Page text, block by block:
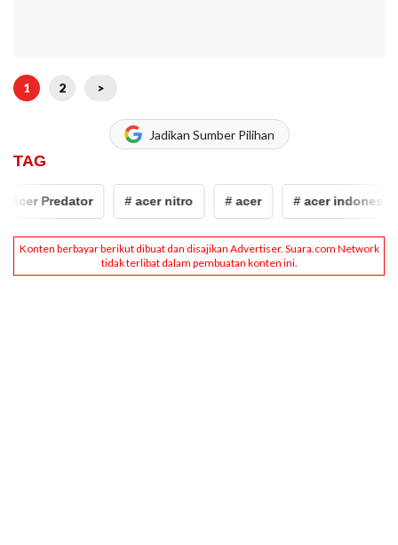
1 2 >
Jadikan Sumber Pilihan
TAG
Predator # acer nitro # acer # acer indonesia